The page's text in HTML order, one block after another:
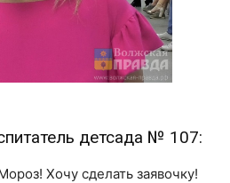
детсада № 107:
Хочу сделать заявочку!